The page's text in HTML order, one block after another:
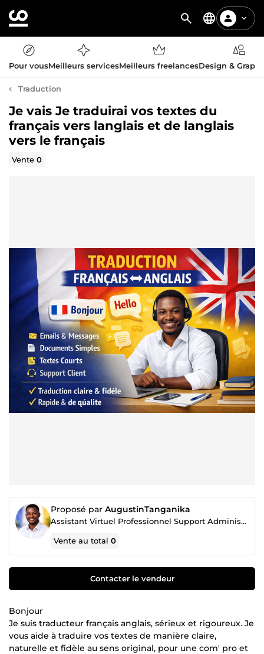
Pour vousMeilleurs servicesMeilleurs freelancesDesign &
Traduction
Je vais Je traduirai vos textes du
français vers langlais et de langlais
vers le français
Vente0
Proposé par AugustinTanganika
Assistant Virtuel Professionnel Support Administratif & Gestion de Communautés
Vente au total0
Contacter le vendeur
Bonjour
Je suis traducteur français anglais, sérieux et rigoureux. Je
vous aide à traduire vos textes de manière claire,
naturelle et fidèle au sens original, pour une com' pro et